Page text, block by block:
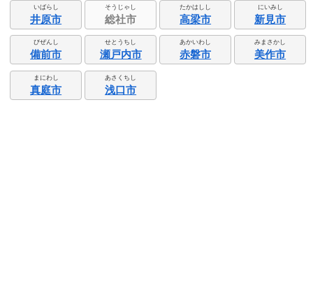
いばらし
井原市
そうじゃし
総社市
たかはしし
高梁市
にいみし
新見市
びぜんし
備前市
せとうちし
瀬戸内市
あかいわし
赤磐市
みまさかし
美作市
まにわし
真庭市
あさくちし
浅口市